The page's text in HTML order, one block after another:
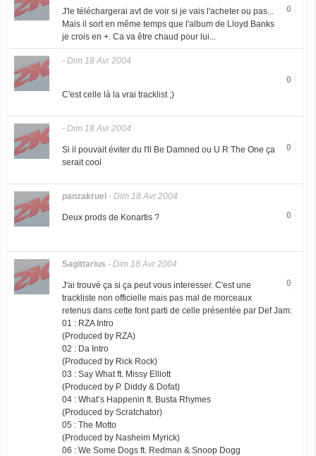
0
J'le téléchargerai avt de voir si je vais l'acheter ou pas...
Mais il sort en même temps que l'album de Lloyd Banks
je crois en +. Ca va être chaud pour lui...
- Dim 18 Avr 2004
0
C'est celle là la vrai tracklist ;)
- Dim 18 Avr 2004
0
Si il pouvait éviter du I'll Be Damned ou U R The One ça
serait cool
panzakruel - Dim 18 Avr 2004
0
Deux prods de Konartis ?
Sagittarius - Dim 18 Avr 2004
0
J'ai trouvé ça si ça peut vous interesser. C'est une
trackliste non officielle mais pas mal de morceaux
retenus dans cette font parti de celle présentée par Def Jam:
01 : RZA Intro
(Produced by RZA)
02 : Da Intro
(Produced by Rick Rock)
03 : Say What ft. Missy Elliott
(Produced by P. Diddy & Dofat)
04 : What’s Happenin ft. Busta Rhymes
(Produced by Scratchator)
05 : The Motto
(Produced by Nasheim Myrick)
06 : We Some Dogs ft. Redman & Snoop Dogg